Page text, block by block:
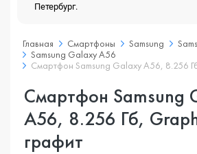
Петербург.
Главная Смартфоны Samsung
Samsung Galaxy A56
Смартфон Samsung Galaxy A56, 8.256
Смартфон Samsung
A56, 8.256 Гб,
графит